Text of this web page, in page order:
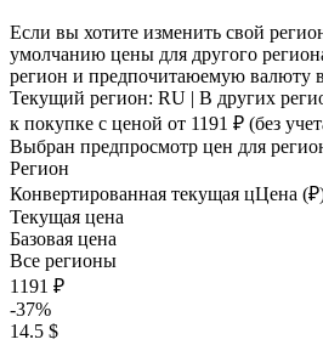
Если вы хотите изменить свой
умолчанию цены для другого
регион и предпочитаюемую валюту в
Текущий регион: RU | В других
к покупке с ценой от 1191 ₽ (без
Выбран предпросмотр цен для
Регион
Конвертированная текущая цЦена
Текущая цена
Базовая цена
Все регионы
1191 ₽
-37%
14.5 $